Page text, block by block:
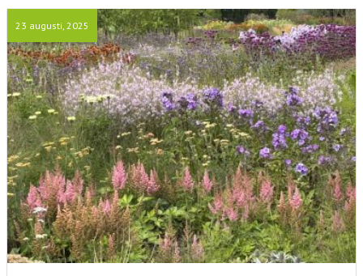
23 augusti, 2025